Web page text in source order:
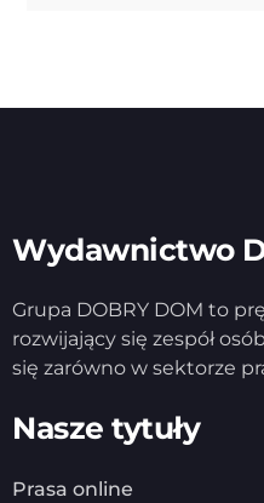
Wydawnictwo
Grupa DOBRY DOM to
rozwijający się zespół
się zarówno w sektorze
Nasze tytuły
Prasa online